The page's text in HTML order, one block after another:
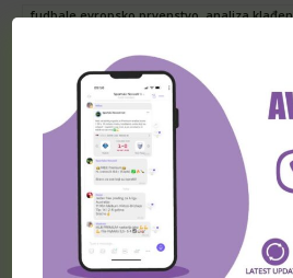
fudbale evropsko prvenstvo. analiza
sports forecasts
sports tips and
sportski tipovi i analize betting analysis
tipovanje
tipovi
tips for today vesti sa
Facebook Twitter